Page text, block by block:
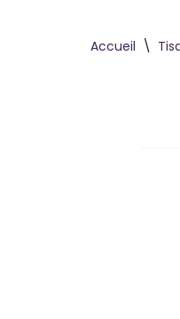
Accueil \